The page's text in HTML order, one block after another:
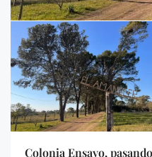
Colonia Ensayo,